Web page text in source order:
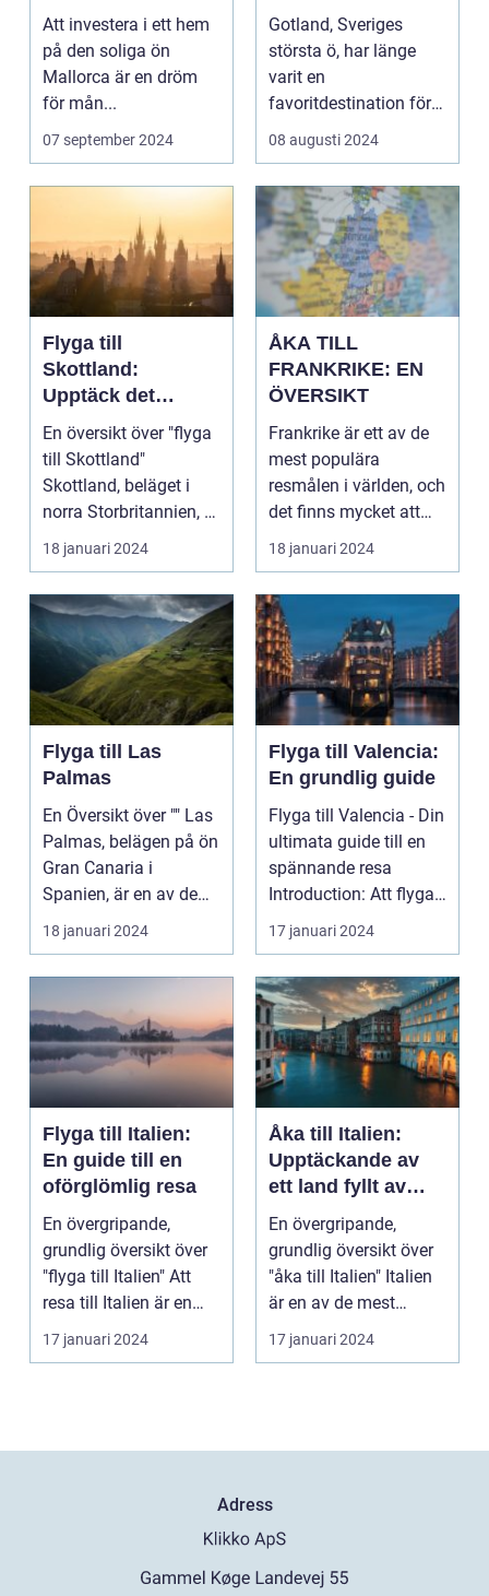
Drömhemmet
under Solen
Att investera i ett hem
på den soliga ön
Mallorca är en dröm
för mån...
07 september 2024
äventyrsresa
Gotland, Sveriges
största ö, har länge
varit en
favoritdestination för
skolresor...
08 augusti 2024
Flyga till
Skottland:
Upptäck det
Mystiska Landet
En översikt över "flyga
till Skottland"
Skottland, beläget i
norra Storbritannien, är
känt för sin...
18 januari 2024
ÅKA TILL
FRANKRIKE: EN
ÖVERSIKT
Frankrike är ett av de
mest populära
resmålen i världen, och
det finns mycket att
upptäcka och utfor...
18 januari 2024
Flyga till Las
Palmas
En Översikt över "" Las
Palmas, belägen på ön
Gran Canaria i
Spanien, är en av de
mest populära des...
18 januari 2024
Flyga till Valencia:
En grundlig guide
Flyga till Valencia - Din
ultimata guide till en
spännande resa
Introduction: Att flyga
till Valenc...
17 januari 2024
Flyga till Italien:
En guide till en
oförglömlig resa
En övergripande,
grundlig översikt över
"flyga till Italien" Att
resa till Italien är en
dröm för m...
17 januari 2024
Åka till Italien:
Upptäckande av
ett land fyllt av
kultur, historia och
gästvänlighet
En övergripande,
grundlig översikt över
"åka till Italien" Italien
är en av de mest
populära destin...
17 januari 2024
Adress